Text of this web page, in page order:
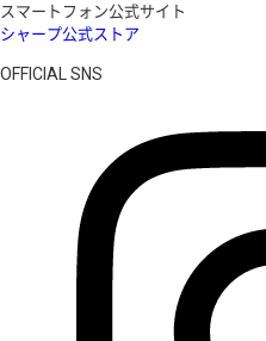
スマートフォン公式サイト
シャープ公式ストア
OFFICIAL SNS